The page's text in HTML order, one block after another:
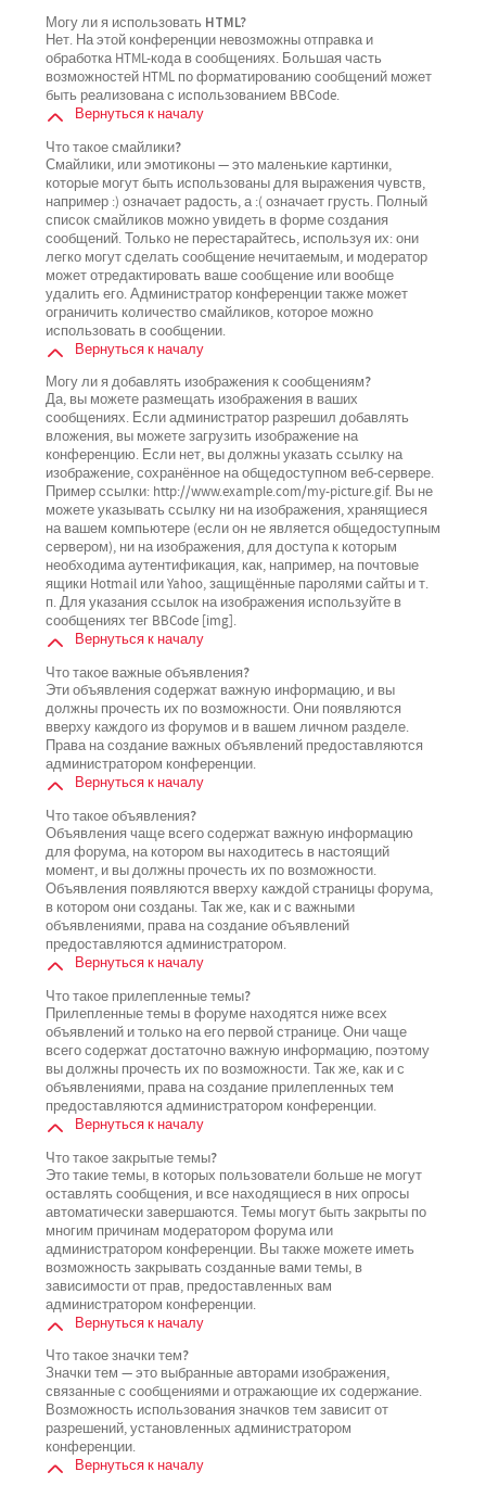
Могу ли я использовать HTML?
Нет. На этой конференции невозможны отправка и
обработка HTML-кода в сообщениях. Большая часть
возможностей HTML по форматированию сообщений может
быть реализована с использованием BBCode.
Вернуться к началу
Что такое смайлики?
Смайлики, или эмотиконы — это маленькие картинки,
которые могут быть использованы для выражения чувств,
например :) означает радость, а :( означает грусть. Полный
список смайликов можно увидеть в форме создания
сообщений. Только не перестарайтесь, используя их: они
легко могут сделать сообщение нечитаемым, и модератор
может отредактировать ваше сообщение или вообще
удалить его. Администратор конференции также может
ограничить количество смайликов, которое можно
использовать в сообщении.
Вернуться к началу
Могу ли я добавлять изображения к сообщениям?
Да, вы можете размещать изображения в ваших
сообщениях. Если администратор разрешил добавлять
вложения, вы можете загрузить изображение на
конференцию. Если нет, вы должны указать ссылку на
изображение, сохранённое на общедоступном веб-сервере.
Пример ссылки: http://www.example.com/my-picture.gif. Вы не
можете указывать ссылку ни на изображения, хранящиеся
на вашем компьютере (если он не является общедоступным
сервером), ни на изображения, для доступа к которым
необходима аутентификация, как, например, на почтовые
ящики Hotmail или Yahoo, защищённые паролями сайты и т.
п. Для указания ссылок на изображения используйте в
сообщениях тег BBCode [img].
Вернуться к началу
Что такое важные объявления?
Эти объявления содержат важную информацию, и вы
должны прочесть их по возможности. Они появляются
вверху каждого из форумов и в вашем личном разделе.
Права на создание важных объявлений предоставляются
администратором конференции.
Вернуться к началу
Что такое объявления?
Объявления чаще всего содержат важную информацию
для форума, на котором вы находитесь в настоящий
момент, и вы должны прочесть их по возможности.
Объявления появляются вверху каждой страницы форума,
в котором они созданы. Так же, как и с важными
объявлениями, права на создание объявлений
предоставляются администратором.
Вернуться к началу
Что такое прилепленные темы?
Прилепленные темы в форуме находятся ниже всех
объявлений и только на его первой странице. Они чаще
всего содержат достаточно важную информацию, поэтому
вы должны прочесть их по возможности. Так же, как и с
объявлениями, права на создание прилепленных тем
предоставляются администратором конференции.
Вернуться к началу
Что такое закрытые темы?
Это такие темы, в которых пользователи больше не могут
оставлять сообщения, и все находящиеся в них опросы
автоматически завершаются. Темы могут быть закрыты по
многим причинам модератором форума или
администратором конференции. Вы также можете иметь
возможность закрывать созданные вами темы, в
зависимости от прав, предоставленных вам
администратором конференции.
Вернуться к началу
Что такое значки тем?
Значки тем — это выбранные авторами изображения,
связанные с сообщениями и отражающие их содержание.
Возможность использования значков тем зависит от
разрешений, установленных администратором
конференции.
Вернуться к началу